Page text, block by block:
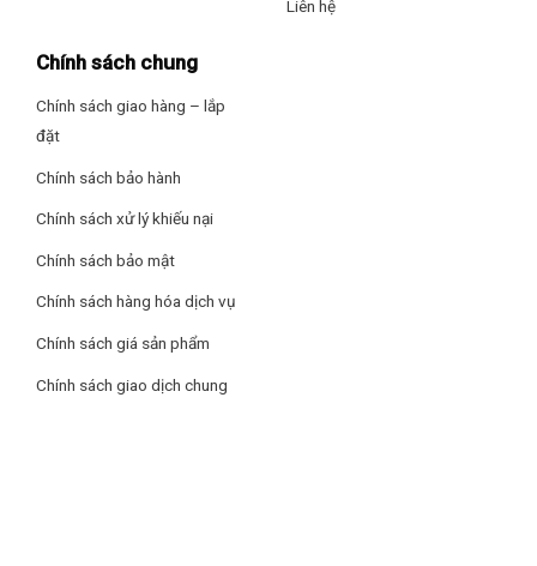
Liên hệ
Chính sách chung
Chính sách giao hàng – lắp
đặt
Chính sách bảo hành
Chính sách xử lý khiếu nại
Chính sách bảo mật
Chính sách hàng hóa dịch vụ
Chính sách giá sản phẩm
Chính sách giao dịch chung